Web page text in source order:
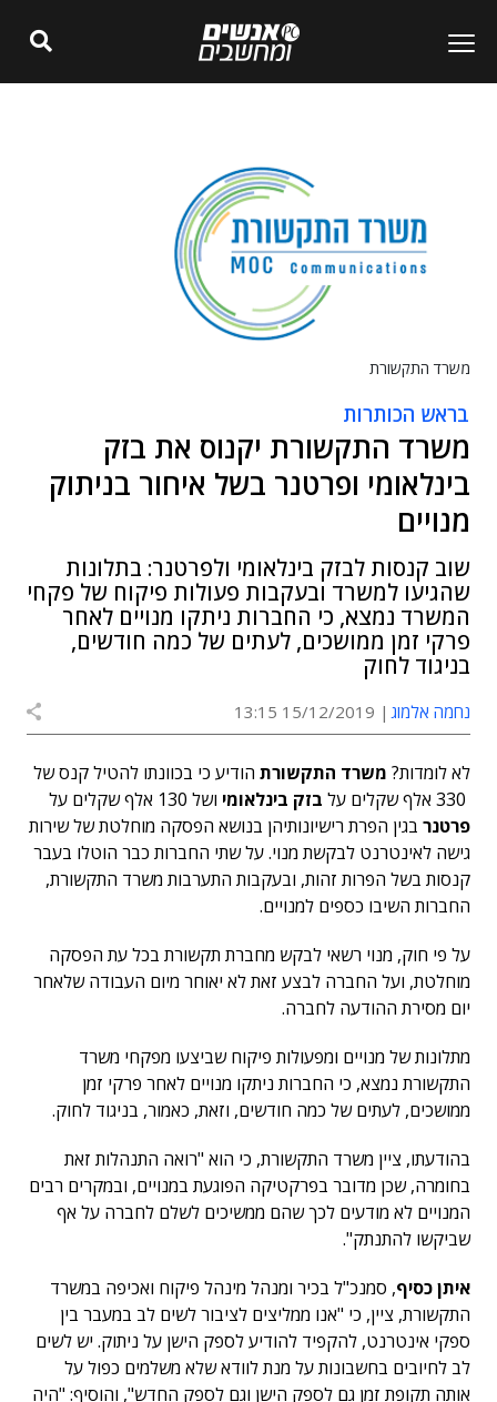
משרד התקשורת
בראש הכותרות
משרד התקשורת יקנוס את בזק
בינלאומי ופרטנר בשל איחור בניתוק
מנויים
שוב קנסות לבזק בינלאומי ולפרטנר: בתלונות
שהגיעו למשרד ובעקבות פעולות פיקוח של פקחי
המשרד נמצא, כי החברות ניתקו מנויים לאחר
פרקי זמן ממושכים, לעתים של כמה חודשים,
בניגוד לחוק
נחמה אלמוג 15/12/2019 13:15
לא לומדות? משרד התקשורת הודיע כי בכוונתו להטיל קנס של
בזק בינלאומי ושל 130 אלף שקלים על
פרטנר בגין הפרת רישיונותיהן בנושא הפסקה מוחלטת של שירות
גישה לאינטרנט לבקשת מנוי. על שתי החברות כבר הוטלו בעבר
קנסות בשל הפרות זהות, ובעקבות התערבות משרד התקשורת,
החברות השיבו כספים למנויים.
על פי חוק, מנוי רשאי לבקש מחברת תקשורת בכל עת הפסקה
מוחלטת, ועל החברה לבצע זאת לא יאוחר מיום העבודה שלאחר
יום מסירת ההודעה לחברה.
מתלונות של מנויים ומפעולות פיקוח שביצעו מפקחי משרד
התקשורת נמצא, כי החברות ניתקו מנויים לאחר פרקי זמן
ממושכים, לעתים של כמה חודשים, וזאת, כאמור, בניגוד לחוק.
בהודעתו, ציין משרד התקשורת, כי הוא "רואה התנהלות זאת
בחומרה, שכן מדובר בפרקטיקה הפוגעת במנויים, ובמקרים רבים
המנויים לא מודעים לכך שהם ממשיכים לשלם לחברה על אף
שביקשו להתנתק".
איתן כסיף, סמנכ"ל בכיר ומנהל מינהל פיקוח ואכיפה במשרד
התקשורת, ציין, כי "אנו ממליצים לציבור לשים לב במעבר בין
ספקי אינטרנט, להקפיד להודיע לספק הישן על ניתוק. יש לשים
לב לחיובים בחשבונות על מנת לוודא שלא משלמים כפול על
אותה תקופת זמן גם לספק הישן וגם לספק החדש", והוסיף: "היה